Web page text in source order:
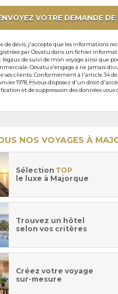
VOTRE DEMANDE DE
de devis, j'accepte que les informations
par Oovatu dans un fichier
légaux de suivi de mon voyage ainsi que
Oovatu s'engage à ne jamais
ses clients. Conformément à l'article 34
1978, vous disposez d'un droit
et de suppression des données vous
NOS VOYAGES À
Sélection TOP
le luxe à Majorque
Trouvez un hôtel
selon vos critères
Créez votre voyage
sur-mesure